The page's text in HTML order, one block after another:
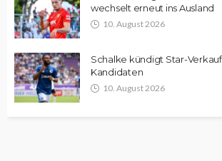
wechselt erneut ins Ausland
10. August 2026
Schalke kündigt Star-
Kandidaten
10. August 2026